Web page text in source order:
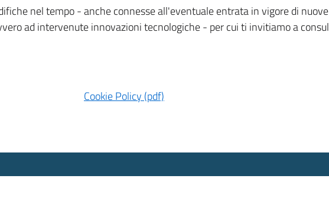
nel tempo - anche connesse all'eventuale entrata in vigore di
ad intervenute innovazioni tecnologiche - per cui ti invitiamo a
Cookie Policy (pdf)